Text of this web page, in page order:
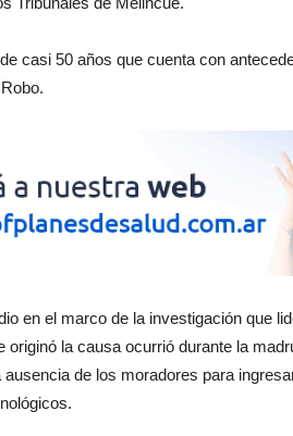
casi 50 años que cuenta con
en el marco de la investigación que
originó la causa ocurrió durante la
de los moradores para